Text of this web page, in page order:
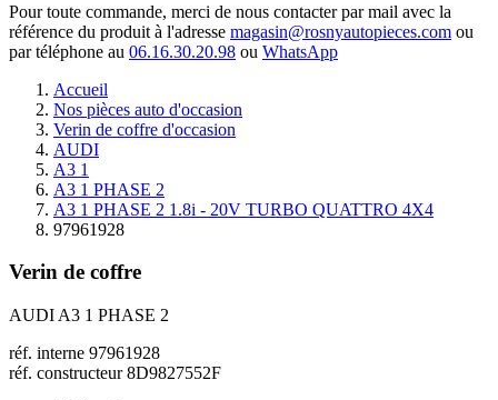
Pour toute commande, merci de nous contacter par mail avec la
référence du produit à l'adresse magasin@rosnyautopieces.com ou
par téléphone au 06.16.30.20.98 ou WhatsApp
Accueil
Nos pièces auto d'occasion
Verin de coffre d'occasion
AUDI
A3 1
A3 1 PHASE 2
A3 1 PHASE 2 1.8i - 20V TURBO QUATTRO 4X4
97961928
Verin de coffre
AUDI A3 1 PHASE 2
réf. interne 97961928
réf. constructeur 8D9827552F